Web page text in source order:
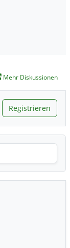
Mehr Diskussionen
Registrieren